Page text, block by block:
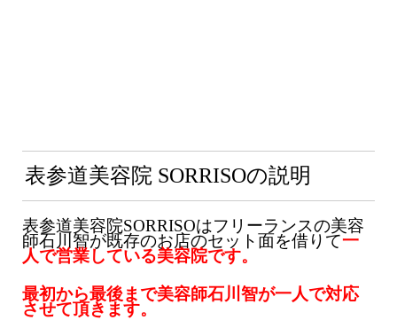
表参道美容院 SORRISOの説明
表参道美容院SORRISOはフリーランスの美容
師石川智が既存のお店のセット面を借りて一
人で営業している美容院です。
最初から最後まで美容師石川智が一人で対応
させて頂きます。